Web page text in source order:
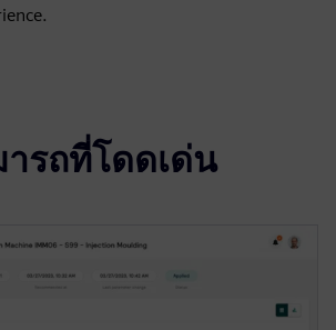
รถที่โดดเด่น